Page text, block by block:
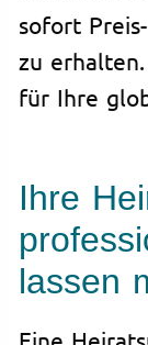
sofort
zu
für Ihre
Ihre
lassen